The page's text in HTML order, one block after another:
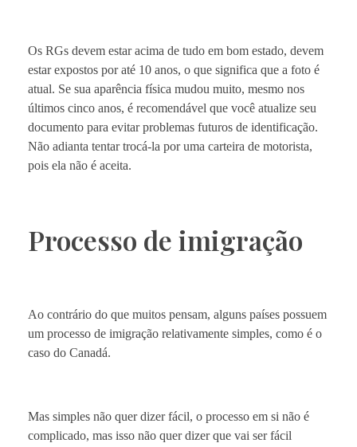
Os RGs devem estar acima de tudo em bom estado, devem
estar expostos por até 10 anos, o que significa que a foto é
atual. Se sua aparência física mudou muito, mesmo nos
últimos cinco anos, é recomendável que você atualize seu
documento para evitar problemas futuros de identificação.
Não adianta tentar trocá-la por uma carteira de motorista,
pois ela não é aceita.
Processo de imigração
Ao contrário do que muitos pensam, alguns países possuem
um processo de imigração relativamente simples, como é o
caso do Canadá.
Mas simples não quer dizer fácil, o processo em si não é
complicado, mas isso não quer dizer que vai ser fácil